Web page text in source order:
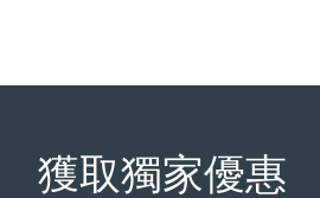
獲取獨家優惠